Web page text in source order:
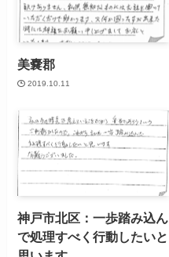
美嚢郡
2019.10.11
神戸市北区：一歩踏み込ん
で処理すべく行動したいと